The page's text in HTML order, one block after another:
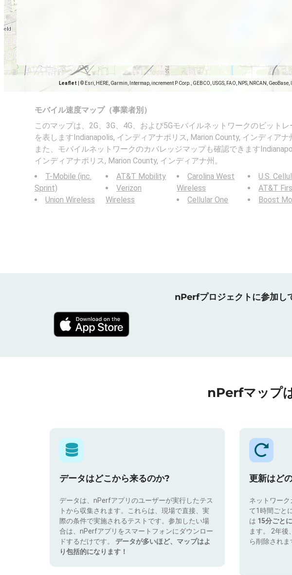
Leaflet © Esri, HERE, Garmin, Intermap, increment P Corp., GEBCO, USGS, FAO, NPS, NRCAN,
モバイル速度マップ（事業者別）
このマップは、2G、3G、4G、および5Gモバイルネットワークのビットレ
を表しますIndianapolis, インディアナポリス, Marion County, インディアナ
また、モバイルネットワークのカバレッジマップも確認できます
インディアナポリス, Marion County, インディアナ州。
T-Mobile (inc.
Sprint)
Union Wireless
AT&T Mobility
Verizon
Wireless
Carolina West
Wireless
Cellular One
U.S.
AT&T
Boost
nPerfプロジェクトに参加し
nPerfマップ
データはどこから来るのか?
データは、nPerfアプリのユーザーが実行したテス
トから収集されます。これらは、現場で直接、実
際の条件で実施されるテストです。参加したい場
合は、nPerfアプリをスマートフォンにダウンロー
ドするだけです。 データが多いほど、マップはよ
り包括的になります！
更新はど
ネットワー
て1時間ごと
は 15分ごと
ます。 2年後
ら削除されま